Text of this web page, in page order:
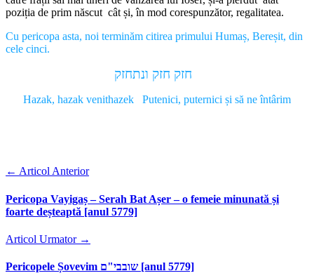
poziția de prim născut cât și, în mod corespunzător, regalitatea.
Cu pericopa asta, noi terminăm citirea primului Humaș, Bereșit, din
cele cinci.
חזק חזק ונתחזק
Hazak, hazak venithazek Putenici, puternici și să ne întârim
← Articol Anterior
Pericopa Vayigaș – Serah Bat Așer – o femeie minunată și
foarte deșteaptă [anul 5779]
Articol Urmator →
Pericopele Șovevim שובבי"ם [anul 5779]